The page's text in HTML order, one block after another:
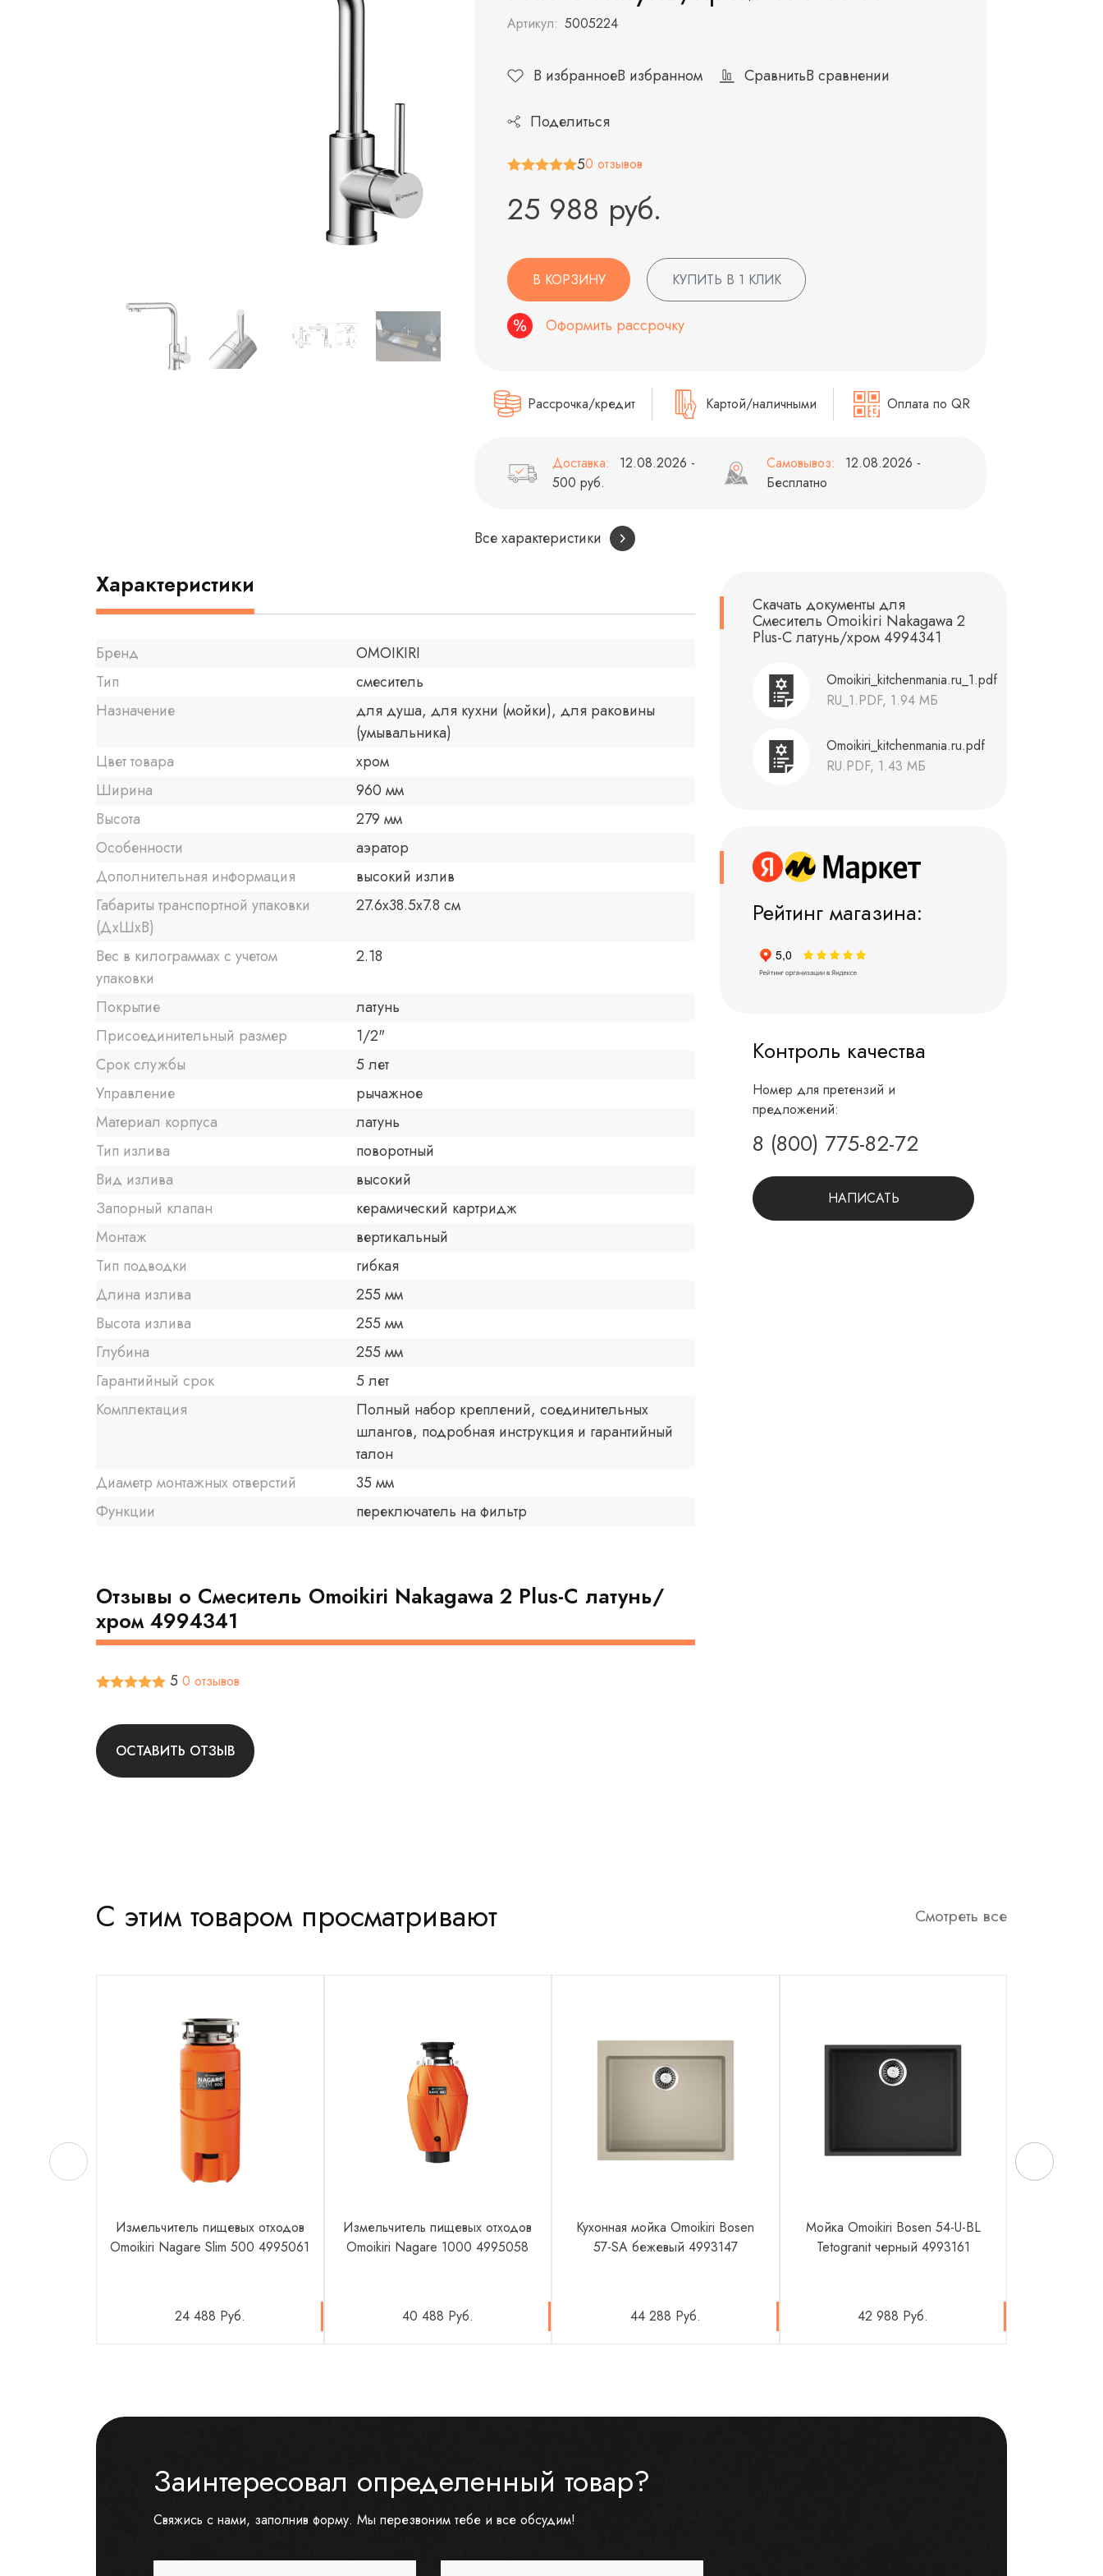
Артикул: 5005224
В избранноеВ избранном СравнитьВ сравнении
Поделиться
50 отзывов
25 988 руб.
В КОРЗИНУ КУПИТЬ В 1 КЛИК
Оформить рассрочку
Рассрочка/кредит Картой/наличными Оплата по QR
Доставка:
12.08.2026 -
500 руб.
Самовывоз:
12.08.2026 -
Бесплатно
Все характеристики
Скачать документы для
Смеситель Omoikiri Nakagawa 2
Plus-C латунь/хром 4994341
Omoikiri_kitchenmania.ru_1.pdf
RU_1.PDF, 1.94 МБ
Omoikiri_kitchenmania.ru.pdf
RU.PDF, 1.43 МБ
Рейтинг магазина:
Контроль качества
Номер для претензий и
предложений:
8 (800) 775-82-72
НАПИСАТЬ
Характеристики
Бренд
OMOIKIRI
Тип
смеситель
Назначение
для душа, для кухни (мойки), для раковины
(умывальника)
Цвет товара
хром
Ширина
960 мм
Высота
279 мм
Особенности
аэратор
Дополнительная информация
высокий излив
Габариты транспортной упаковки
(ДхШхВ)
27.6x38.5x7.8 см
Вес в килограммах с учетом
упаковки
2.18
Покрытие
латунь
Присоединительный размер
1/2"
Срок службы
5 лет
Управление
рычажное
Материал корпуса
латунь
Тип излива
поворотный
Вид излива
высокий
Запорный клапан
керамический картридж
Монтаж
вертикальный
Тип подводки
гибкая
Длина излива
255 мм
Высота излива
255 мм
Глубина
255 мм
Гарантийный срок
5 лет
Комплектация
Полный набор креплений, соединительных
шлангов, подробная инструкция и гарантийный
талон
Диаметр монтажных отверстий
35 мм
Функции
переключатель на фильтр
Отзывы о Смеситель Omoikiri Nakagawa 2 Plus-C латунь/
хром 4994341
5 0 отзывов
ОСТАВИТЬ ОТЗЫВ
С этим товаром просматривают Смотреть все
Измельчитель пищевых отходов
Omoikiri Nagare Slim 500 4995061
24 488 Руб.
Измельчитель пищевых отходов
Omoikiri Nagare 1000 4995058
40 488 Руб.
Кухонная мойка Omoikiri Bosen
57-SA бежевый 4993147
44 288 Руб.
Мойка Omoikiri Bosen 54-U-BL
Tetogranit черный 4993161
42 988 Руб.
Заинтересовал определенный товар?
Свяжись с нами, заполнив форму. Мы перезвоним тебе и все обсудим!